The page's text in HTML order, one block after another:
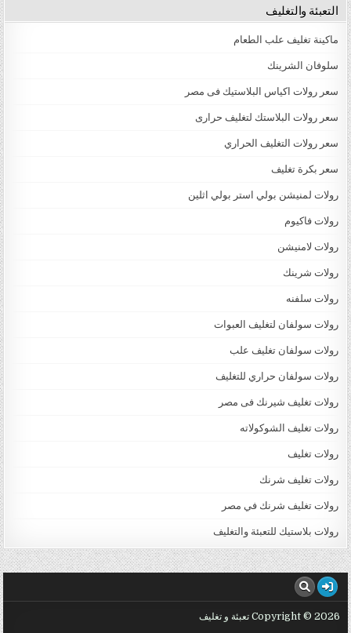
التعبئة والتغليف
ماكينة تغليف علب الطعام
سلوفان الشرينك
سعر رولات اكياس البلاستيك فى مصر
سعر رولات البلاستك لتغليف حرارى
سعر رولات التغليف الحراري
سعر بكرة تغليف
رولات لمنيشن بولي استر بولي اثلين
رولات فاكيوم
رولات لامنيشن
رولات شرينك
رولات سلفنه
رولات سولفان لتغليف العبوات
رولات سولفان تغليف علب
رولات سولفان حراري للتغليف
رولات تغليف شيرنك فى مصر
رولات تغليف الشوكولاته
رولات تغليف
رولات تغليف شرنك
رولات تغليف شرنك في مصر
رولات بلاستيك للتعبئة والتغليف
Copyright © 2026 تعبئة و تغليف